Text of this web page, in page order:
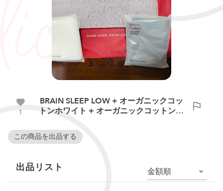
1
BRAIN SLEEP LOW + オーガニックコッ
トンホワイト + オーガニックコットング
この商品を出品する
出品リスト 金額順